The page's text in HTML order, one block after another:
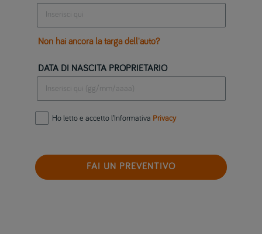
Non hai ancora la targa dell'auto?
DATA DI NASCITA PROPRIETARIO
Ho letto e accetto l’Informativa Privacy
FAI UN PREVENTIVO